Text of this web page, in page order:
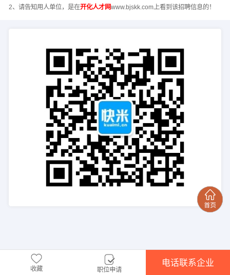
2、请告知用人单位，是在开化人才网www.bjskk.com上看到该招聘信息的！
收藏 职位申请
电话联系企业